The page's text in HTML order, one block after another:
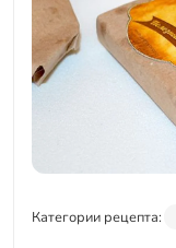
Категории рецепта: